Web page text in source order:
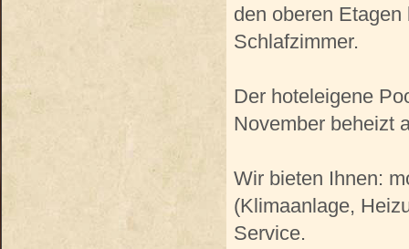
den oberen
Schlafzimmer.
Der hoteleigene
November beheizt
Wir bieten Ihnen:
(Klimaanlage,
Service.